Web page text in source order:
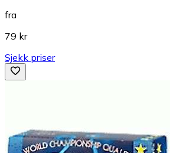
fra
79 kr
Sjekk priser